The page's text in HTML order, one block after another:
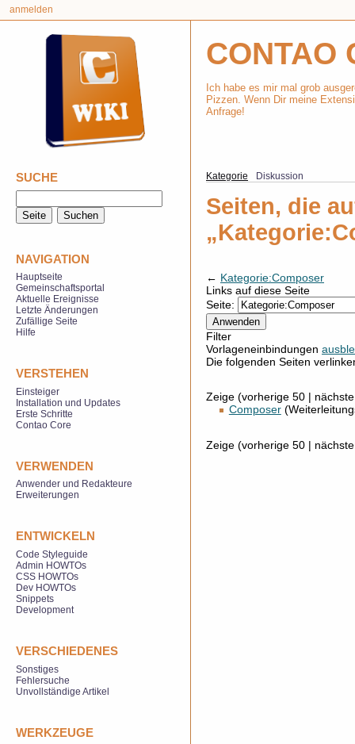
Seiten, die
← Kategorie:Composer
Links auf diese Seite
Seite:
Filter
Vorlageneinbindungen
Die folgenden Seiten
Zeige (vorherige 50 |
Composer
Zeige (vorherige 50 |
Kategorie Diskussion
anmelden
CONTAO
Ich habe es mir mal grob
Pizzen. Wenn Dir meine
Anfrage!
SUCHE
NAVIGATION
Hauptseite
Gemeinschaftsportal
Aktuelle Ereignisse
Letzte Änderungen
Zufällige Seite
Hilfe
VERSTEHEN
Einsteiger
Installation und Updates
Erste Schritte
Contao Core
VERWENDEN
Anwender und Redakteure
Erweiterungen
ENTWICKELN
Code Styleguide
Admin HOWTOs
CSS HOWTOs
Dev HOWTOs
Snippets
Development
VERSCHIEDENES
Sonstiges
Fehlersuche
Unvollständige Artikel
WERKZEUGE